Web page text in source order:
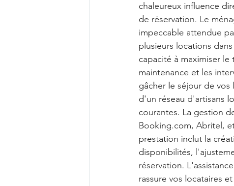
chaleureux influence
de réservation. Le
impeccable attendue
plusieurs locations
capacité à maximiser
maintenance et les
gâcher le séjour de
d'un réseau d'artisans
courantes. La gestion
Booking.com, Abritel,
prestation inclut la
disponibilités,
réservation.
rassure vos locataires